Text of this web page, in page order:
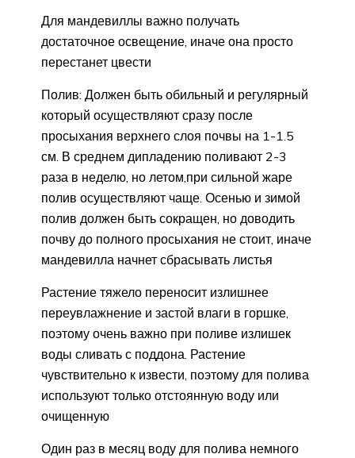
Для мандевиллы важно получать
достаточное освещение, иначе она просто
перестанет цвести
Полив: Должен быть обильный и регулярный
который осуществляют сразу после
просыхания верхнего слоя почвы на 1-1.5
см. В среднем дипладению поливают 2-3
раза в неделю, но летом,при сильной жаре
полив осуществляют чаще. Осенью и зимой
полив должен быть сокращен, но доводить
почву до полного просыхания не стоит, иначе
мандевилла начнет сбрасывать листья
Растение тяжело переносит излишнее
переувлажнение и застой влаги в горшке,
поэтому очень важно при поливе излишек
воды сливать с поддона. Растение
чувствительно к извести, поэтому для полива
используют только отстоянную воду или
очищенную
Один раз в месяц воду для полива немного